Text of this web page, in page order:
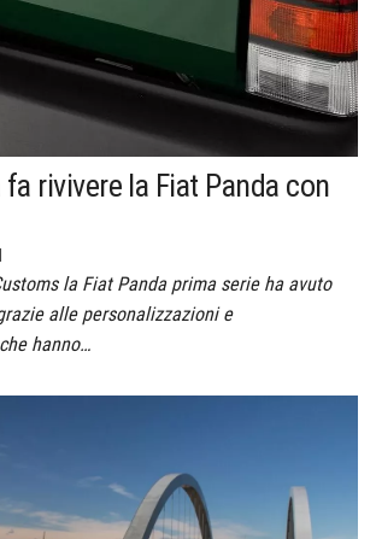
fa rivivere la Fiat Panda con
la Fiat Panda prima serie ha avuto
alle personalizzazioni e
hanno…